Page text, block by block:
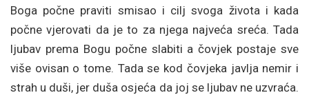
Boga počne praviti smisao i cilj svoga života i kada
počne vjerovati da je to za njega najveća sreća. Tada
ljubav prema Bogu počne slabiti a čovjek postaje sve
više ovisan o tome. Tada se kod čovjeka javlja nemir i
strah u duši, jer duša osjeća da joj se ljubav ne uzvraća.